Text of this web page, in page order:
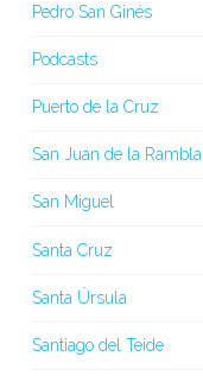
Pedro San Ginés
Podcasts
Puerto de la Cruz
San Juan de la Rambla
San Miguel
Santa Cruz
Santa Úrsula
Santiago del Teide